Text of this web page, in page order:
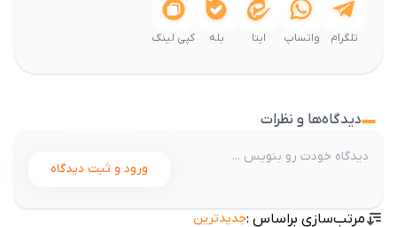
تلگرام واتساپ ایتا بله کپی لینک
دیدگاه‌ها و نظرات
ورود و ثبت دیدگاه
مرتب‌سازی براساس :جدیدترین